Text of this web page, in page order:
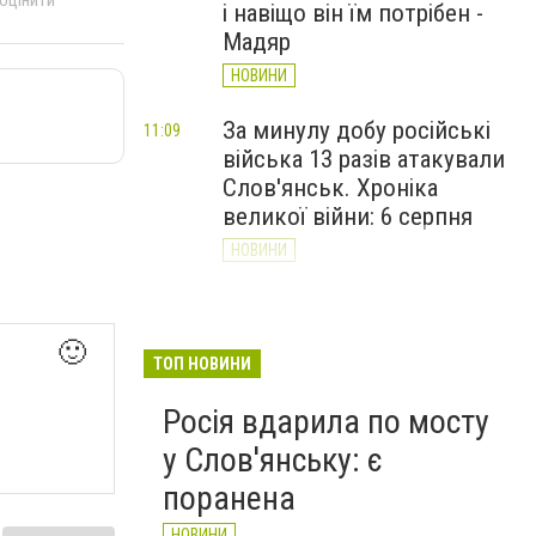
🙂
і навіщо він їм потрібен -
Мадяр
НОВИНИ
За минулу добу російські
війська 13 разів атакували
Слов'янськ. Хроніка
великої війни: 6 серпня
НОВИНИ
11:09
Донецькоблгаз припиняє
районів
НОВИНИ
ТОП НОВИНИ
Росія вдарила по мосту
у Слов'янську: є
поранена